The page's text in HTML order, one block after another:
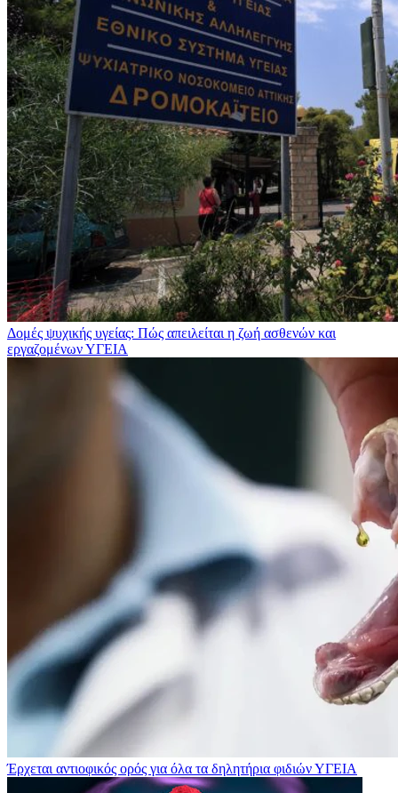
Δομές ψυχικής υγείας: Πώς απειλείται η ζωή ασθενών και
εργαζομένωνΥΓΕΙΑ
Έρχεται αντιοφικός ορός για όλα τα δηλητήρια φιδιώνΥΓΕΙΑ